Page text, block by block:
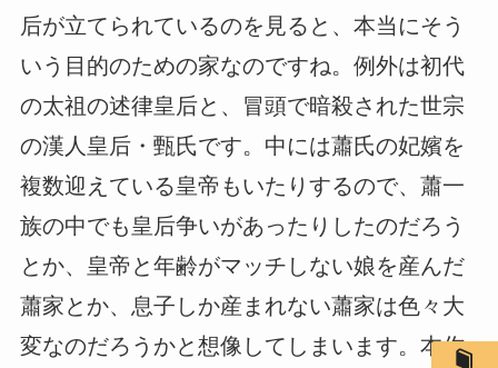
后が立てられているのを見ると、本当にそう
いう目的のための家なのですね。例外は初代
の太祖の述律皇后と、冒頭で暗殺された世宗
の漢人皇后・甄氏です。中には蕭氏の妃嬪を
複数迎えている皇帝もいたりするので、蕭一
族の中でも皇后争いがあったりしたのだろう
とか、皇帝と年齢がマッチしない娘を産んだ
蕭家とか、息子しか産まれない蕭家は色々大
変なのだろうかと想像してしまいます。本作